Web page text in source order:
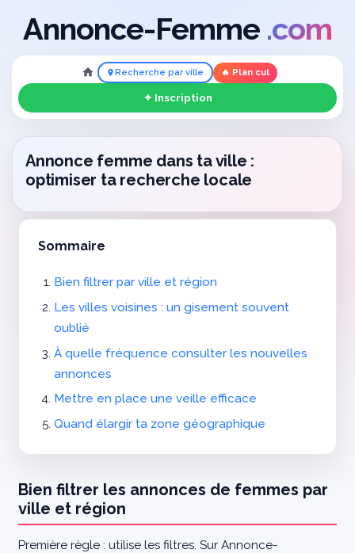
Annonce-Femme .com
Recherche par ville 🔥 Plan cul
✦ Inscription
Annonce femme dans ta ville :
optimiser ta recherche locale
Sommaire
Bien filtrer par ville et région
Les villes voisines : un gisement souvent
oublié
À quelle fréquence consulter les nouvelles
annonces
Mettre en place une veille efficace
Quand élargir ta zone géographique
Bien filtrer les annonces de femmes par
ville et région
Première règle : utilise les filtres. Sur Annonce-